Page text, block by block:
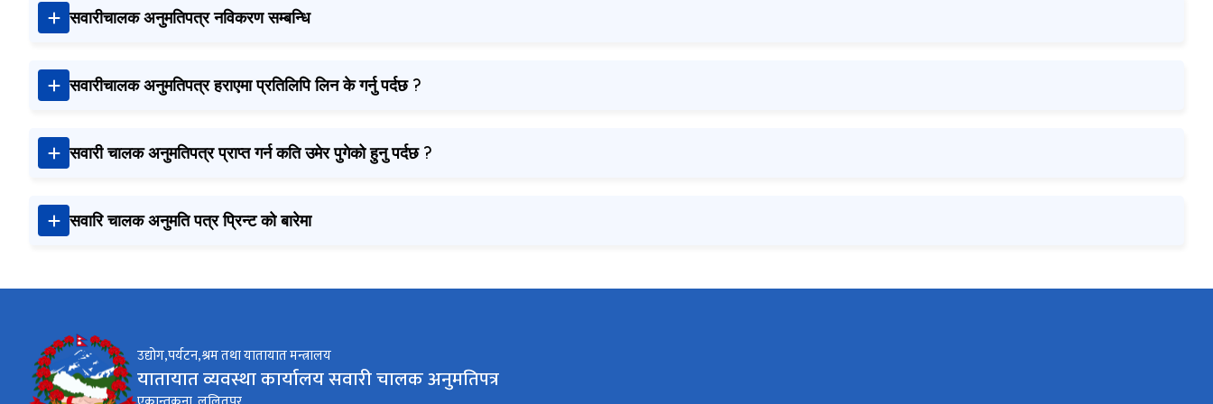
सवारीचालक अनुमतिपत्र नविकरण सम्बन्धि
सवारीचालक अनुमतिपत्र हराएमा प्रतिलिपि लिन के गर्नु पर्दछ ?
सवारी चालक अनुमतिपत्र प्राप्त गर्न कति उमेर पुगेको हुनु पर्दछ ?
सवारि चालक अनुमति पत्र प्रिन्ट को बारेमा
उद्योग,पर्यटन,श्रम तथा यातायात मन्त्रालय
यातायात व्यवस्था कार्यालय सवारी चालक अनुमतिपत्र